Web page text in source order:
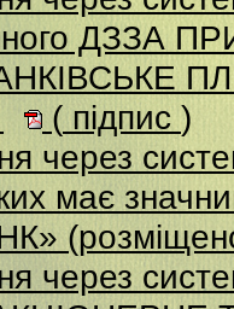
ДЗЗА
( підпис )
через
має
через